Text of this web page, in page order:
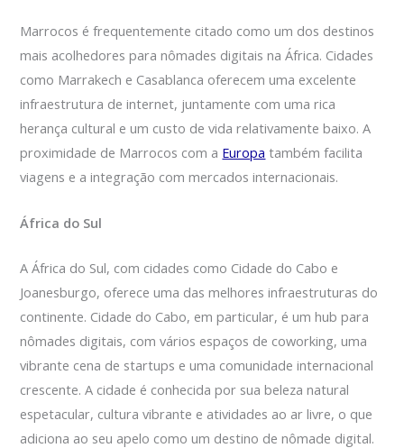
Marrocos é frequentemente citado como um dos destinos
mais acolhedores para nômades digitais na África. Cidades
como Marrakech e Casablanca oferecem uma excelente
infraestrutura de internet, juntamente com uma rica
herança cultural e um custo de vida relativamente baixo. A
proximidade de Marrocos com a Europa também facilita
viagens e a integração com mercados internacionais.
África do Sul
A África do Sul, com cidades como Cidade do Cabo e
Joanesburgo, oferece uma das melhores infraestruturas do
continente. Cidade do Cabo, em particular, é um hub para
nômades digitais, com vários espaços de coworking, uma
vibrante cena de startups e uma comunidade internacional
crescente. A cidade é conhecida por sua beleza natural
espetacular, cultura vibrante e atividades ao ar livre, o que
adiciona ao seu apelo como um destino de nômade digital.